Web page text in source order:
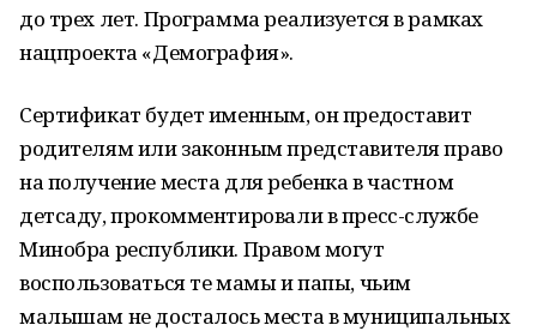
до трех лет. Программа реализуется в рамках
нацпроекта «Демография».
Сертификат будет именным, он предоставит
родителям или законным представителя право
на получение места для ребенка в частном
детсаду, прокомментировали в пресс-службе
Минобра республики. Правом могут
воспользоваться те мамы и папы, чьим
малышам не досталось места в муниципальных